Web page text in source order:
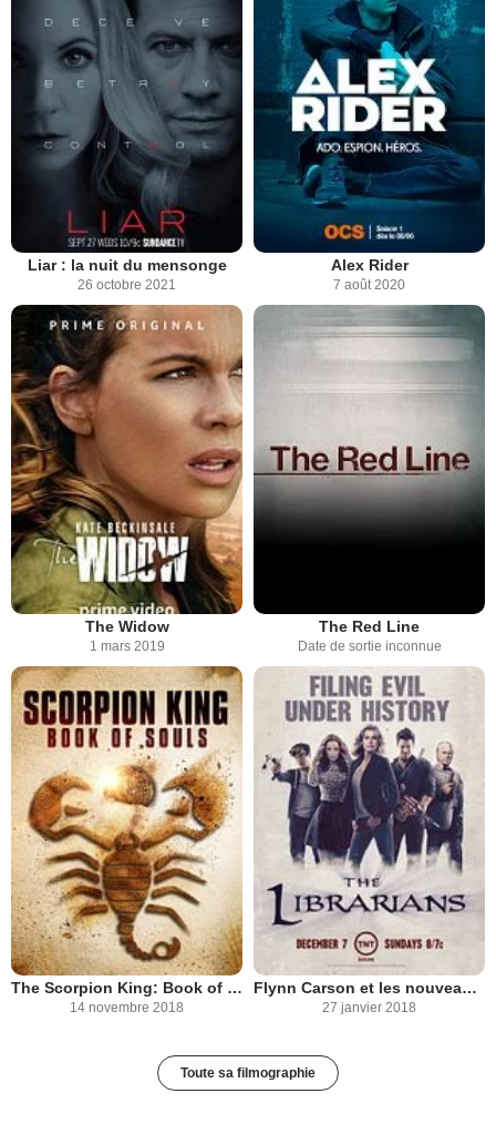
Liar : la nuit du mensonge
26 octobre 2021
Alex Rider
7 août 2020
The Widow
1 mars 2019
The Red Line
Date de sortie inconnue
The Scorpion King: Book of Souls
14 novembre 2018
Flynn Carson et les nouveaux aventuriers
27 janvier 2018
Toute sa filmographie